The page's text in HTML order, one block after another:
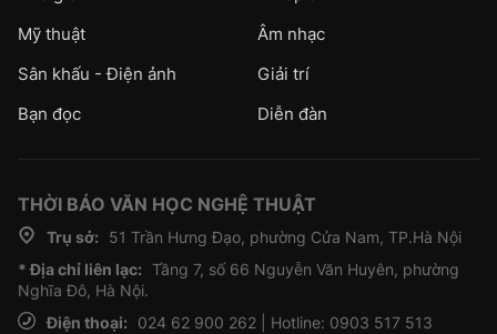
Mỹ thuật
Âm nhạc
Sân khấu - Điện ảnh
Giải trí
Bạn đọc
Diễn đàn
THỜI BÁO VĂN HỌC NGHỆ THUẬT
Trụ sở:
51 Trần Hưng Đạo, phường Cửa Nam, TP.Hà Nội
* Địa chỉ liên lạc: Tầng 7, số 66 Nguyễn Văn Huyên, phường
Nghĩa Đô, Hà Nội.
Điện thoại:
024 62 900 262 | Hotline: 0903 517 513